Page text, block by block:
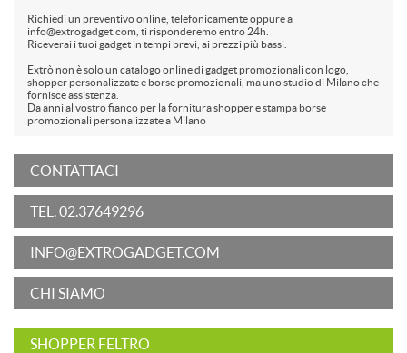
Richiedi un preventivo online, telefonicamente oppure a
info@extrogadget.com, ti risponderemo entro 24h.
Riceverai i tuoi gadget in tempi brevi, ai prezzi più bassi.
Extrò non è solo un catalogo online di gadget promozionali con logo,
shopper personalizzate e borse promozionali, ma uno studio di Milano che
fornisce assistenza.
Da anni al vostro fianco per la fornitura shopper e stampa borse
promozionali personalizzate a Milano
CONTATTACI
TEL. 02.37649296
INFO@EXTROGADGET.COM
CHI SIAMO
SHOPPER FELTRO